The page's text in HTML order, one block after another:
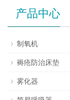
产品中心
制氧机
褥疮防治床垫
雾化器